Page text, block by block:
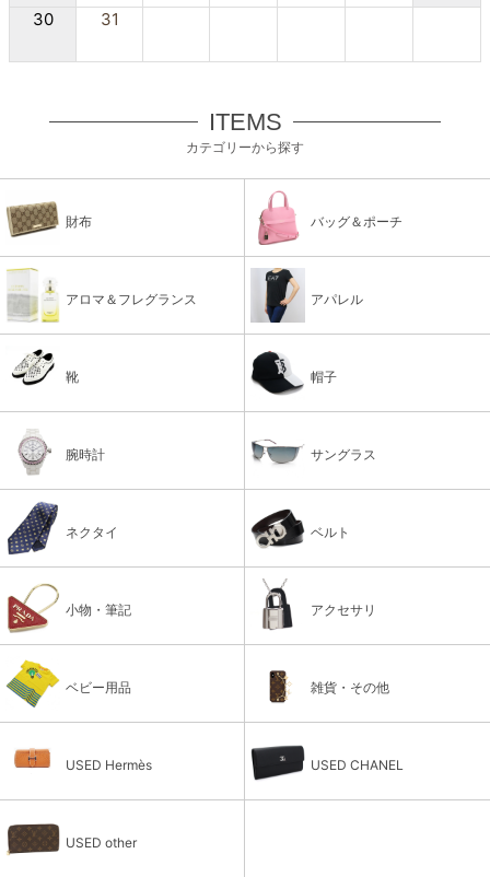
30 31
ITEMS
カテゴリーから探す
財布 バッグ＆ポーチ
アロマ＆フレグランス アパレル
靴 帽子
腕時計 サングラス
ネクタイ ベルト
小物・筆記 アクセサリ
ベビー用品 雑貨・その他
USED Hermès USED CHANEL
USED other